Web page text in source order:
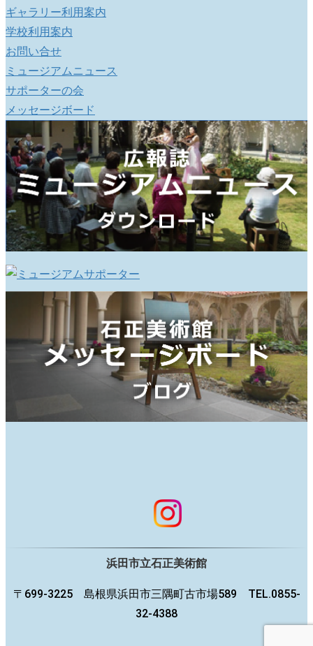
ギャラリー利用案内
学校利用案内
お問い合せ
ミュージアムニュース
サポーターの会
メッセージボード
浜田市立石正美術館
〒699-3225 島根県浜田市三隅町古市場589 TEL.0855-
32-4388